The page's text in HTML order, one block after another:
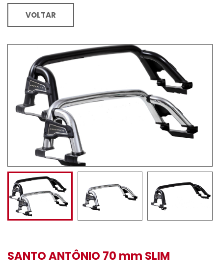
VOLTAR
SANTO ANTÔNIO 70 mm SLIM